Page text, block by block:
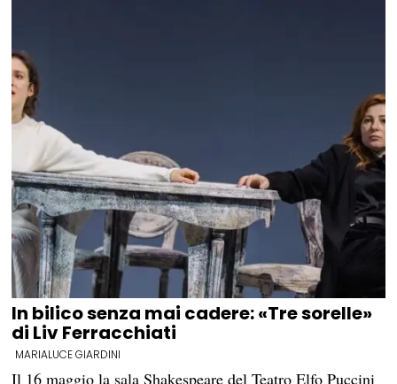
In bilico senza mai cadere: «Tre sorelle»
di Liv Ferracchiati
MARIALUCE GIARDINI
Il 16 maggio la sala Shakespeare del Teatro Elfo Puccini